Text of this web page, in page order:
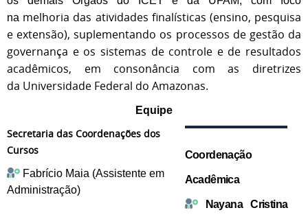
na melhoria das atividades finalísticas (ensino, pesquisa
e extensão), suplementando os processos de gestão da
governança e os sistemas de controle e de resultados
acadêmicos, em consonância com as diretrizes
da Universidade Federal do Amazonas.
Equipe
Coordenação
Acadêmica
Nayana Cristina
Secretaria das Coordenações dos
Cursos
Fabrício Maia (Assistente em
Administração)